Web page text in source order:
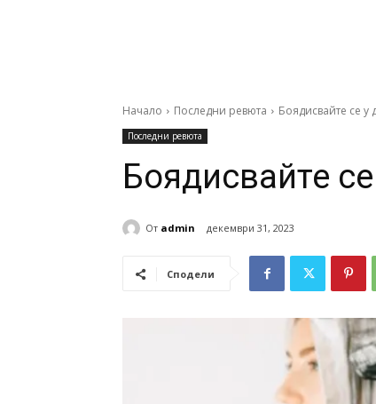
Начало Последни ревюта Боядисвайте се у
Последни ревюта
Боядисвайте
От admin декември 31, 2023
Сподели